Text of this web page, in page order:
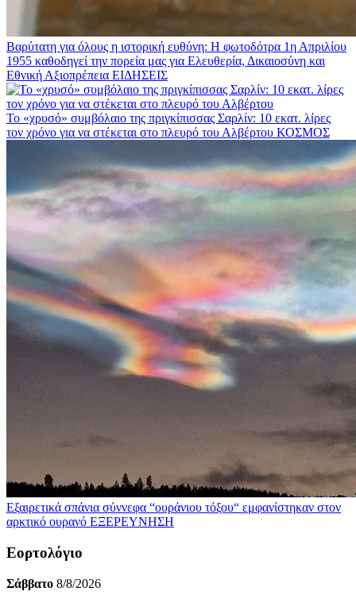
Βαρύτατη για όλους η ιστορική ευθύνη: Η φωτοδότρα 1η Απριλίου
1955 καθοδηγεί την πορεία μας για Ελευθερία, Δικαιοσύνη και
Εθνική Αξιοπρέπεια ΕΙΔΗΣΕΙΣ
Το «χρυσό» συμβόλαιο της πριγκίπισσας Σαρλίν: 10 εκατ. λίρες
τον χρόνο για να στέκεται στο πλευρό του Αλβέρτου ΚΟΣΜΟΣ
Εξαιρετικά σπάνια σύννεφα “ουράνιου τόξου“ εμφανίστηκαν στον
αρκτικό ουρανό ΕΞΕΡΕΥΝΗΣΗ
Εορτολόγιο
Σάββατο 8/8/2026